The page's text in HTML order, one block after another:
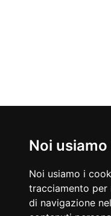
Noi
Noi usiamo i
tracciamento per
di navigazione
Nati Oggi
Dino De Laurentiis
Produttore
Dustin Hoffman
Attore americano
Accadde Oggi